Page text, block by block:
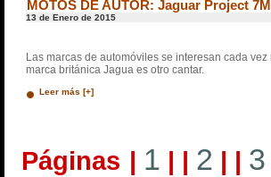
MOTOS DE AUTOR: Jaguar Project
13 de Enero de 2015
Las marcas de automóviles se interesan cada
marca británica Jagua es otro cantar.
Leer más [+]
Páginas | 1 | | 2 | | 3